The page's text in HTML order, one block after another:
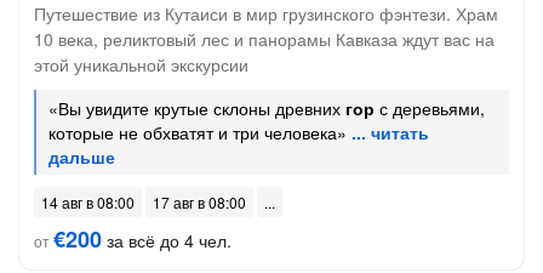
Путешествие из Кутаиси в мир грузинского фэнтези. Храм
10 века, реликтовый лес и панорамы Кавказа ждут вас на
этой уникальной экскурсии
«Вы увидите крутые склоны древних гор с деревьями,
которые не обхватят и три человека»
14 авг в 08:00
17 авг в 08:00
от€200 за всё до 4 чел.